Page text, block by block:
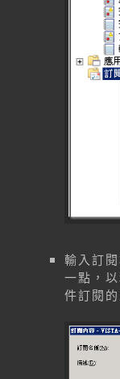
輸入訂
一點，
件訂閱